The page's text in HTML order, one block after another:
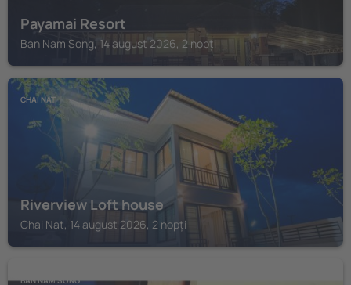
Payamai Resort
Ban Nam Song, 14 august 2026, 2 nopți
CHAI NAT
Riverview Loft house
Chai Nat, 14 august 2026, 2 nopți
BAN NAM SONG